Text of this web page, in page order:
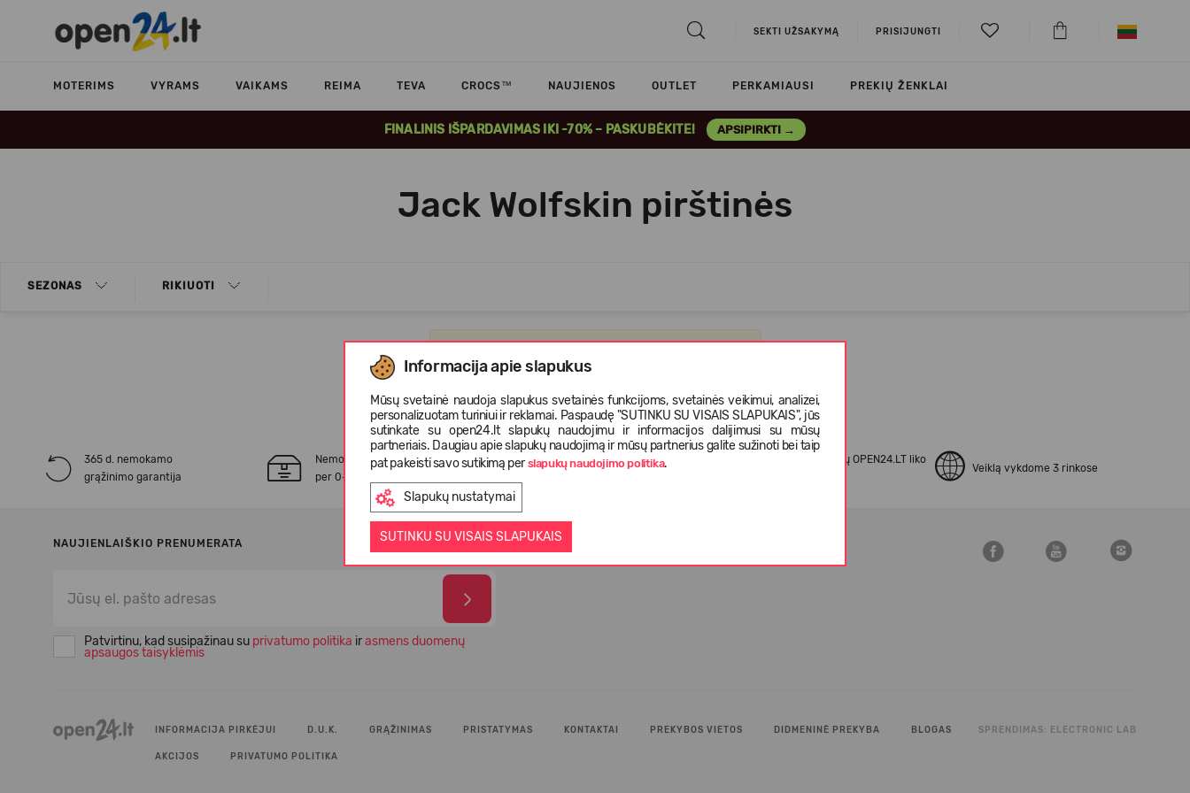
SEKTI UŽSAKYMĄ PRISIJUNGTI
MOTERIMS VYRAMS VAIKAMS REIMA TEVA CROCS™ NAUJIENOS OUTLET PERKAMIAUSI PREKIŲ ŽENKLAI
FINALINIS IŠPARDAVIMAS IKI -70% – PASKUBĖKITE! APSIPIRKTI →
Informacija apie slapukus
Mūsų svetainė naudoja slapukus svetainės funkcijoms, svetainės veikimui, analizei,
personalizuotam turiniui ir reklamai. Paspaudę "SUTINKU SU VISAIS SLAPUKAIS", jūs
sutinkate su open24.lt slapukų naudojimu ir informacijos dalijimusi su mūsų
partneriais. Daugiau apie slapukų naudojimą ir mūsų partnerius galite sužinoti bei taip
pat pakeisti savo sutikimą per slapukų naudojimo politika.
Slapukų nustatymai
SUTINKU SU VISAIS SLAPUKAIS
Jack Wolfskin pirštinės
SEZONAS RIKIUOTI
365 d. nemokamo
grąžinimo garantija
Nemokamas* pristatymas
per 0-3 darbo dienas
Pasirinkimas iš daugiau kaip 5 000
Tiek apsipirkusių OPEN24.LT liko
Veiklą vykdome 3 rinkose
NAUJIENLAIŠKIO PRENUMERATA
Patvirtinu, kad susipažinau su privatumo politika irasmens duomenų
apsaugos taisyklėmis
INFORMACIJA PIRKĖJUI D.U.K. GRĄŽINIMAS PRISTATYMAS KONTAKTAI PREKYBOS VIETOS DIDMENINĖ PREKYBA BLOGAS
AKCIJOS PRIVATUMO POLITIKA
SPRENDIMAS: ELECTRONIC LAB